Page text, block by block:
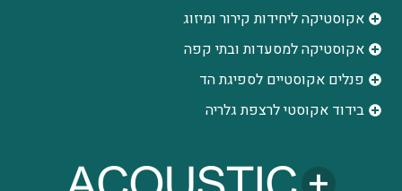
‫אקוסטיקה ליחידות קירור ומיזוג
אקוסטיקה למסעדות ובתי קפה
פנלים אקוסטיים לספיגת הד
בידוד אקוסטי לרצפת גלריה